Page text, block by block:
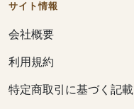
サイト情報
会社概要
利用規約
特定商取引に基づく記載